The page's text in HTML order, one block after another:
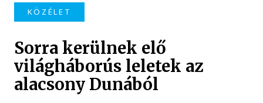
KÖZÉLET
Sorra kerülnek elő
világháborús leletek az
alacsony Dunából